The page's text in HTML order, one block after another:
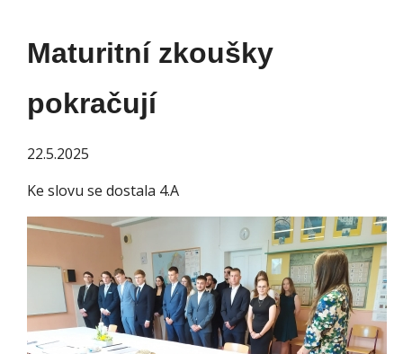
Maturitní zkoušky
pokračují
22.5.2025
Ke slovu se dostala 4.A